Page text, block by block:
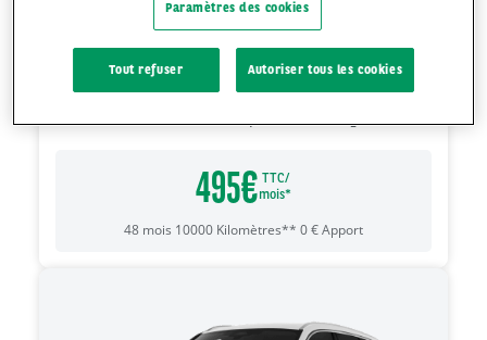
BMW SÉRIE 1
C
495€ TTC/
mois*
48 mois 10000 Kilomètres** 0€Apport
Paramètres des cookies
Tout refuser Autoriser tous les cookies